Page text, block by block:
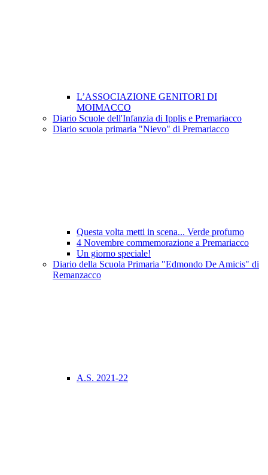
L’ASSOCIAZIONE GENITORI DI
MOIMACCO
Diario Scuole dell'Infanzia di Ipplis e Premariacco
Diario scuola primaria "Nievo" di Premariacco
Questa volta metti in scena... Verde profumo
4 Novembre commemorazione a Premariacco
Un giorno speciale!
Diario della Scuola Primaria "Edmondo De Amicis" di
Remanzacco
A.S. 2021-22